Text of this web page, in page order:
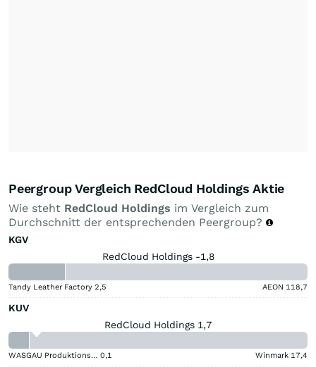
Peergroup Vergleich RedCloud Holdings Aktie
Wie steht RedCloud Holdings im Vergleich zum
Durchschnitt der entsprechenden Peergroup?
KGV
RedCloud Holdings -1,8
Tandy Leather Factory 2,5 AEON 118,7
KUV
RedCloud Holdings 1,7
WASGAU Produktions & Handels 0,1 Winmark 17,4